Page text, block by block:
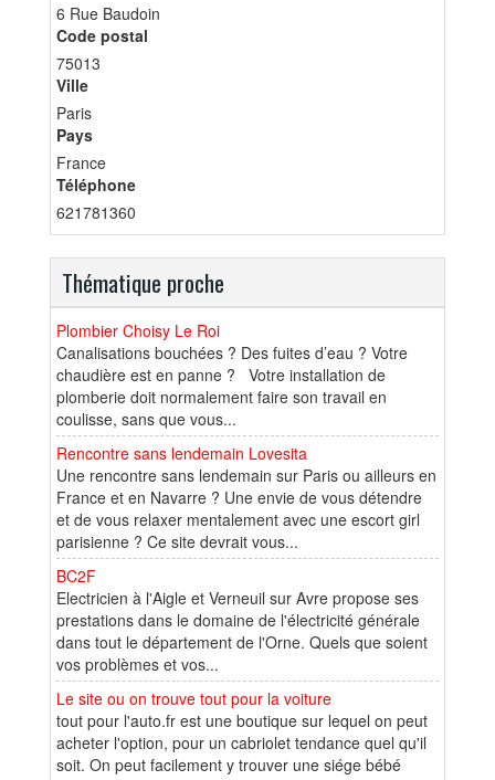
6 Rue Baudoin
Code postal
75013
Ville
Paris
Pays
France
Téléphone
621781360
Thématique proche
Plombier Choisy Le Roi
Canalisations bouchées ? Des fuites d’eau ? Votre
chaudière est en panne ? Votre installation de
plomberie doit normalement faire son travail en
coulisse, sans que vous...
Rencontre sans lendemain Lovesita
Une rencontre sans lendemain sur Paris ou ailleurs en
France et en Navarre ? Une envie de vous détendre
et de vous relaxer mentalement avec une escort girl
parisienne ? Ce site devrait vous...
BC2F
Electricien à l'Aigle et Verneuil sur Avre propose ses
prestations dans le domaine de l'électricité générale
dans tout le département de l'Orne. Quels que soient
vos problèmes et vos...
Le site ou on trouve tout pour la voiture
tout pour l'auto.fr est une boutique sur lequel on peut
acheter l'option, pour un cabriolet tendance quel qu'il
soit. On peut facilement y trouver une siége bébé